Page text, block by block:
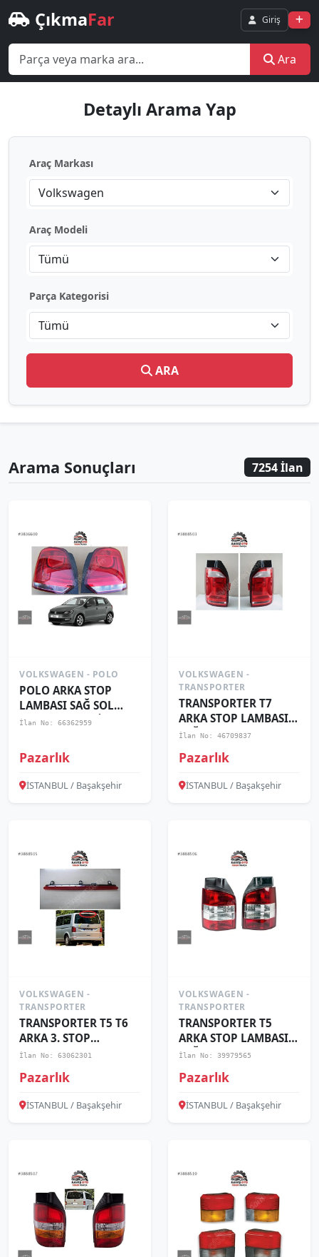
ÇıkmaFar Giriş
Ara
Detaylı Arama Yap
Araç Markası
Volkswagen
Araç Modeli
Tümü
Parça Kategorisi
Tümü
ARA
Arama Sonuçları 7254 İlan
VOLKSWAGEN - POLO
POLO ARKA STOP
LAMBASI SAĞ SOL
2009+ / ADET FİYAT
İlan No: 66362959
Pazarlık
İSTANBUL / Başakşehir
VOLKSWAGEN -
TRANSPORTER
TRANSPORTER T7
ARKA STOP LAMBASI
SAĞ SOL 2015+ ADT
İlan No: 46709837
Pazarlık
İSTANBUL / Başakşehir
VOLKSWAGEN -
TRANSPORTER
TRANSPORTER T5 T6
ARKA 3. STOP
LAMBASI 2003-2015 /
İlan No: 63062301
Pazarlık
İSTANBUL / Başakşehir
VOLKSWAGEN -
TRANSPORTER
TRANSPORTER T5
ARKA STOP LAMBASI
SAĞ SOL 2007+ / ADET
İlan No: 39979565
Pazarlık
İSTANBUL / Başakşehir